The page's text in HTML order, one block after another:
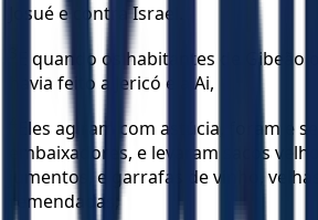
Josué e contra Israel.
E quando os habitantes de Gibeão
havia feito a Jericó e a Ai,
Eles agiram com astúcia, foram e
embaixadores, e levaram sacos
jumentos, e garrafas de vinho,
remendadas;